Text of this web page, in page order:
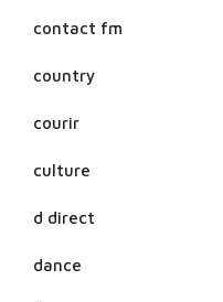
contact fm
country
courir
culture
d direct
dance